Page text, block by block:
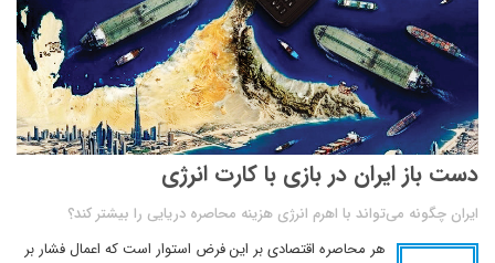
دست باز ایران در بازی با کارت انرژی
ایران چگونه می‌تواند با اهرم انرژی‌ هزینه محاصره دریایی را بیشتر کند؟
هر محاصره اقتصادی بر این فرض استوار است که اعمال فشار بر